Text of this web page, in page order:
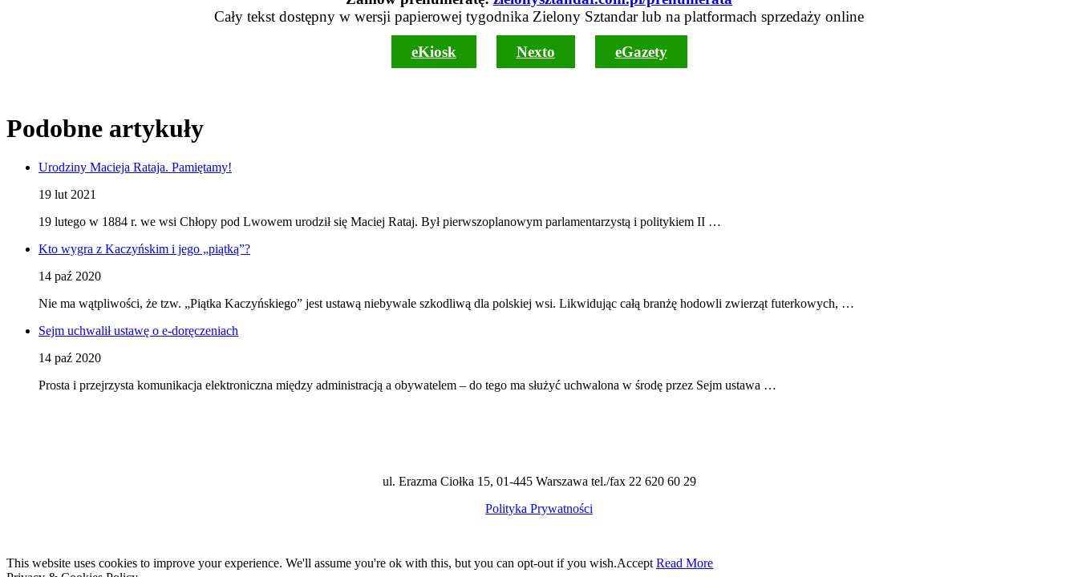
Cały tekst dostępny w wersji papierowej tygodnika Zielony Sztandar lub na platformach sprzedaży online
eKiosk Nexto eGazety
Podobne artykuły
Urodziny Macieja Rataja. Pamiętamy!
19 lut 2021
19 lutego w 1884 r. we wsi Chłopy pod Lwowem urodził się Maciej Rataj. Był pierwszoplanowym parlamentarzystą i politykiem II …
Kto wygra z Kaczyńskim i jego „piątką”?
14 paź 2020
Nie ma wątpliwości, że tzw. „Piątka Kaczyńskiego” jest ustawą niebywale szkodliwą dla polskiej wsi. Likwidując całą branżę hodowli zwierząt futerkowych, …
Sejm uchwalił ustawę o e-doręczeniach
14 paź 2020
Prosta i przejrzysta komunikacja elektroniczna między administracją a obywatelem – do tego ma służyć uchwalona w środę przez Sejm ustawa …
ul. Erazma Ciołka 15, 01-445 Warszawa tel./fax 22 620 60 29
Polityka Prywatności
This website uses cookies to improve your experience. We'll assume you're ok with this, but you can opt-out if you wish.Accept Read More